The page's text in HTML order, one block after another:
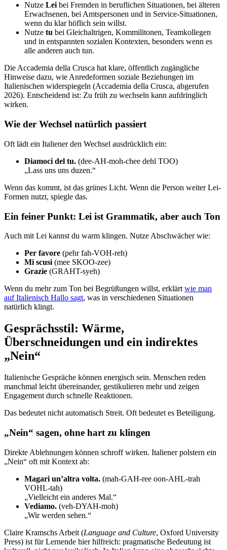
Nutze Lei bei Fremden in beruflichen Situationen, bei älteren
Erwachsenen, bei Amtspersonen und in Service-Situationen,
wenn du klar höflich sein willst.
Nutze tu bei Gleichaltrigen, Kommilitonen, Teamkollegen
und in entspannten sozialen Kontexten, besonders wenn es
alle anderen auch tun.
Die Accademia della Crusca hat klare, öffentlich zugängliche
Hinweise dazu, wie Anredeformen soziale Beziehungen im
Italienischen widerspiegeln (Accademia della Crusca, abgerufen
2026). Entscheidend ist: Zu früh zu wechseln kann aufdringlich
wirken.
Wie der Wechsel natürlich passiert
Oft lädt ein Italiener den Wechsel ausdrücklich ein:
Diamoci del tu. (dee-AH-moh-chee dehl TOO)
„Lass uns uns duzen.“
Wenn das kommt, ist das grünes Licht. Wenn die Person weiter Lei-
Formen nutzt, spiegle das.
Ein feiner Punkt: Lei ist Grammatik, aber auch Ton
Auch mit Lei kannst du warm klingen. Nutze Abschwächer wie:
Per favore (pehr fah-VOH-reh)
Mi scusi (mee SKOO-zee)
Grazie (GRAHT-syeh)
Wenn du mehr zum Ton bei Begrüßungen willst, erklärt wie man
auf Italienisch Hallo sagt, was in verschiedenen Situationen
natürlich klingt.
Gesprächsstil: Wärme,
Überschneidungen und ein indirektes
„Nein“
Italienische Gespräche können energisch sein. Menschen reden
manchmal leicht übereinander, gestikulieren mehr und zeigen
Engagement durch schnelle Reaktionen.
Das bedeutet nicht automatisch Streit. Oft bedeutet es Beteiligung.
„Nein“ sagen, ohne hart zu klingen
Direkte Ablehnungen können schroff wirken. Italiener polstern ein
„Nein“ oft mit Kontext ab:
Magari un’altra volta. (mah-GAH-ree oon-AHL-trah
VOHL-tah)
„Vielleicht ein anderes Mal.“
Vediamo. (veh-DYAH-moh)
„Wir werden sehen.“
Claire Kramschs Arbeit (Language and Culture, Oxford University
Press) ist für Lernende hier hilfreich: pragmatische Bedeutung ist